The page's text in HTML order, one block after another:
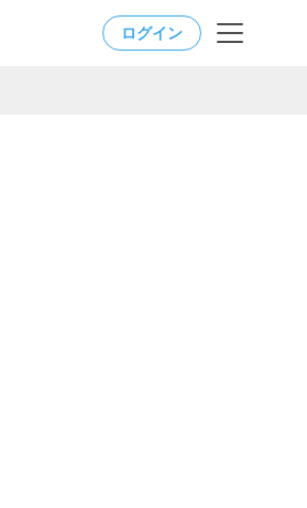
ログイン